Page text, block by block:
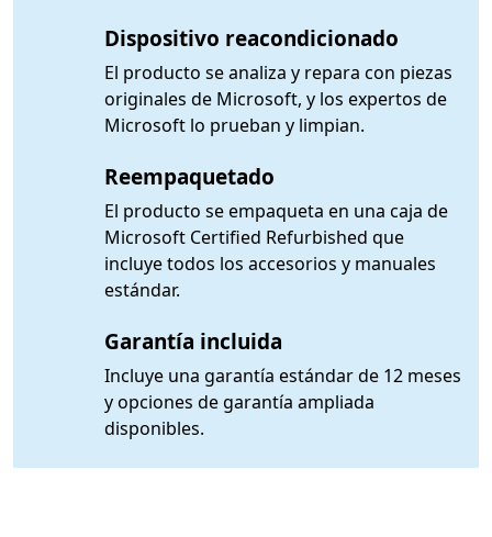
Dispositivo reacondicionado
El producto se analiza y repara con piezas
originales de Microsoft, y los expertos de
Microsoft lo prueban y limpian.
Reempaquetado
El producto se empaqueta en una caja de
Microsoft Certified Refurbished que
incluye todos los accesorios y manuales
estándar.
Garantía incluida
Incluye una garantía estándar de 12 meses
y opciones de garantía ampliada
disponibles.